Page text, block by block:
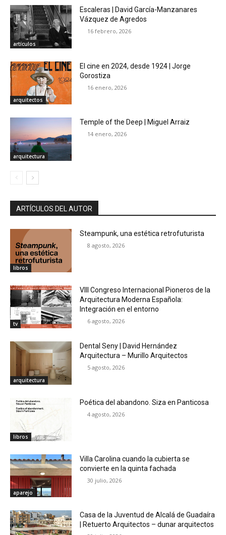
artículos
Escaleras | David García-Manzanares
Vázquez de Agredos
16 febrero, 2026
arquitectos
El cine en 2024, desde 1924 | Jorge
Gorostiza
16 enero, 2026
arquitectura
Temple of the Deep | Miguel Arraiz
14 enero, 2026
ARTÍCULOS DEL AUTOR
libros
Steampunk, una estética retrofuturista
8 agosto, 2026
tv
VIII Congreso Internacional Pioneros de la
Arquitectura Moderna Española:
Integración en el entorno
6 agosto, 2026
arquitectura
Dental Seny | David Hernández
Arquitectura – Murillo Arquitectos
5 agosto, 2026
libros
Poética del abandono. Siza en Panticosa
4 agosto, 2026
aparejo
Villa Carolina cuando la cubierta se
convierte en la quinta fachada
30 julio, 2026
Casa de la Juventud de Alcalá de Guadaíra
| Retuerto Arquitectos – dunar arquitectos